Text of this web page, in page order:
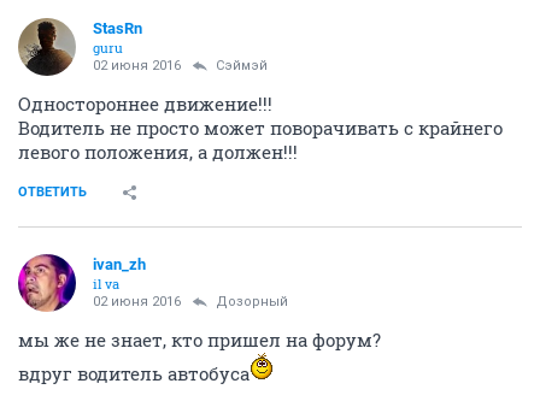
StasRn
guru
02 июня 2016 Сэймэй
Одностороннее движение!!!
Водитель не просто может поворачивать с крайнего
левого положения, а должен!!!
ОТВЕТИТЬ
ivаn_zh
il va
02 июня 2016 Дозорный
мы же не знает, кто пришел на форум?
вдруг водитель автобуса